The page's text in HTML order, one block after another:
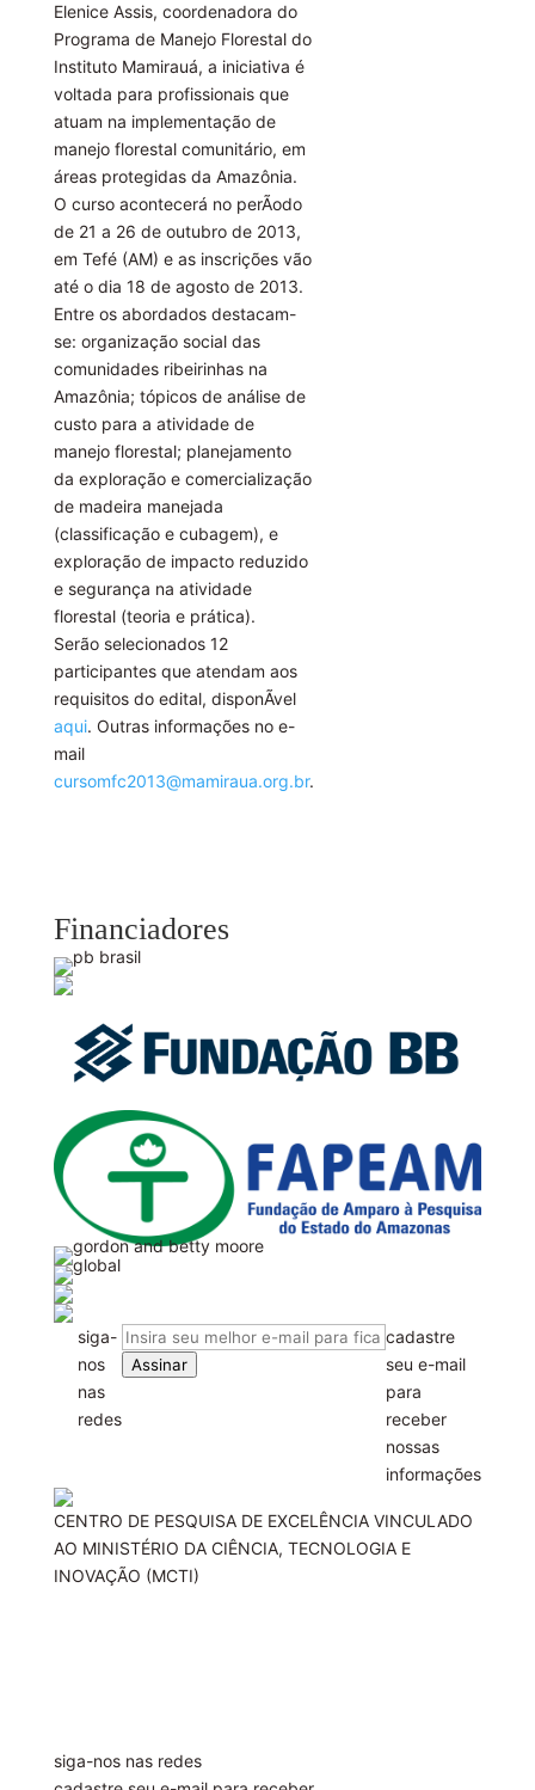
Elenice Assis, coordenadora do
Programa de Manejo Florestal do
Instituto Mamirauá, a iniciativa é
voltada para profissionais que
atuam na implementação de
manejo florestal comunitário, em
áreas protegidas da Amazônia.
O curso acontecerá no perÃ­odo
de 21 a 26 de outubro de 2013,
em Tefé (AM) e as inscrições vão
até o dia 18 de agosto de 2013.
Entre os abordados destacam-
se: organização social das
comunidades ribeirinhas na
Amazônia; tópicos de análise de
custo para a atividade de
manejo florestal; planejamento
da exploração e comercialização
de madeira manejada
(classificação e cubagem), e
exploração de impacto reduzido
e segurança na atividade
florestal (teoria e prática).
Serão selecionados 12
participantes que atendam aos
requisitos do edital, disponÃ­vel
aqui. Outras informações no e-
mail
cursomfc2013@mamiraua.org.br.
Financiadores
siga-
nos
nas
redes
Leave
this
blank
Assinar
cadastre
seu e-mail
para
receber
nossas
informações
CENTRO DE PESQUISA DE EXCELÊNCIA VINCULADO
AO MINISTÉRIO DA CIÊNCIA, TECNOLOGIA E
INOVAÇÃO (MCTI)
siga-nos nas redes